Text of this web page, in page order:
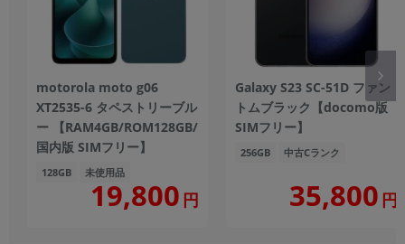
motorola moto g06
XT2535-6 タペストリーブル
ー 【RAM4GB/ROM128GB/
国内版 SIMフリー】
128GB 未使用品
19,800 円
Galaxy S23 SC-51D ファン
トムブラック【docomo版
SIMフリー】
256GB 中古Cランク
35,800 円